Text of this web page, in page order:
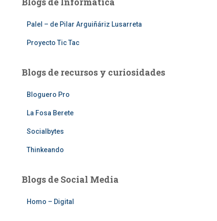
Palel – de Pilar Arguiñáriz Lusarreta
Proyecto Tic Tac
Blogs de recursos y curiosidades
Bloguero Pro
La Fosa Berete
Socialbytes
Thinkeando
Blogs de Social Media
Homo – Digital